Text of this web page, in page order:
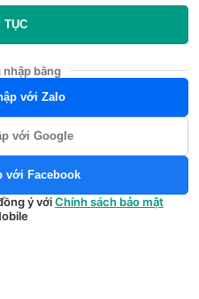
TỤC
nhập bằng
với Zalo
với Google
với Facebook
ý vớiChính sách bảo mật